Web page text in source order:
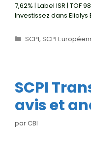
7,62% | Label ISR | TOF
Investissez dans Elialys
Catégories
SCPI, SCPI
SCPI
avis et
parCBI